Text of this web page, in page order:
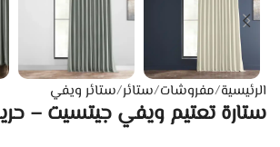
الرئيسية/مفروشات/ستائر/ستائر ويفي
ستارة تعتيم ويفي جيتسيت –